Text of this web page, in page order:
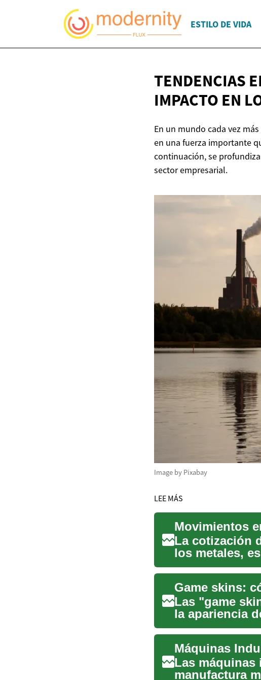
ESTILO DE VIDA
TENDENCIAS
IMPACTO EN
En un mundo cada vez
en una fuerza importante
continuación, se
sector empresarial.
Image by Pixabay
LEE MÁS
La cotización
los metales,
económic...
Las "game
la apariencia
videoju...
Las
manufactura